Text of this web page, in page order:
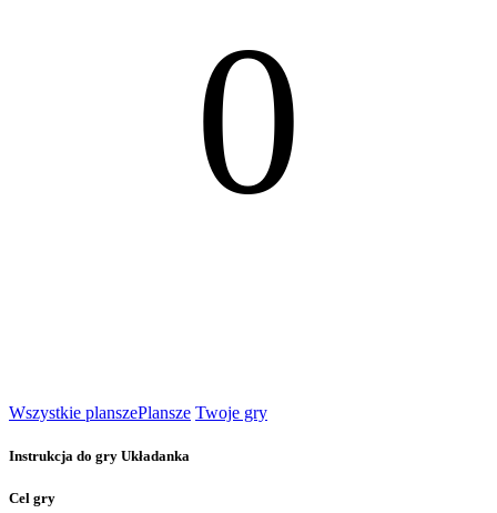
0
Wszystkie planszePlansze Twoje gry
Instrukcja do gry Układanka
Cel gry